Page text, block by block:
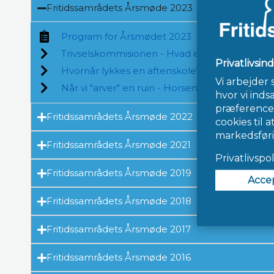
Fritidssamrådets Årsmøde 2023
Program for Årsmødet 2023
Trivselskommisionen - Hvad er nu det?
Hvornår lykkes en aftenskole? - FOKUS
Når vi "arver" en ruin - Horsens Kommunes
Fritidssamrådets Årsmøde 2022
Fritidssamrådets Årsmøde 2021
Fritidssamrådets Årsmøde 2019
Fritidssamrådets Årsmøde 2018
Fritidssamrådets Årsmøde 2017
Fritidssamrådets Årsmøde 2016